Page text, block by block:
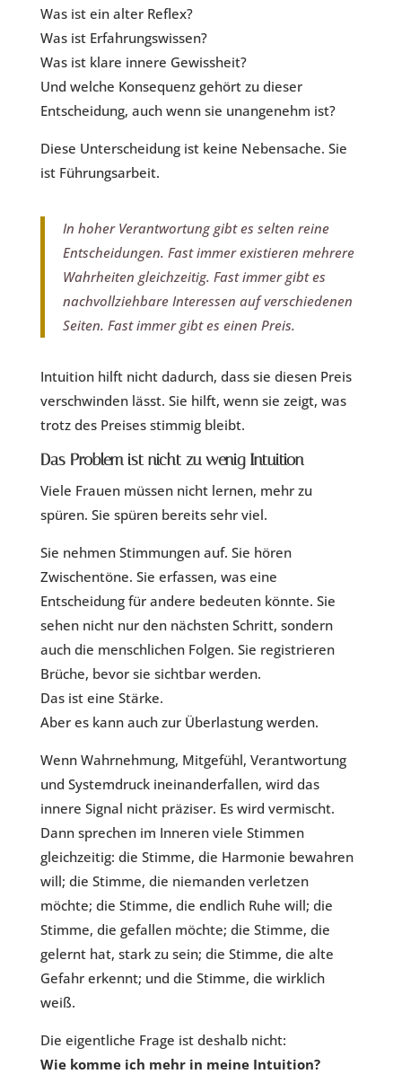
Was ist ein alter Reflex?
Was ist Erfahrungswissen?
Was ist klare innere Gewissheit?
Und welche Konsequenz gehört zu dieser
Entscheidung, auch wenn sie unangenehm ist?
Diese Unterscheidung ist keine Nebensache. Sie
ist Führungsarbeit.
In hoher Verantwortung gibt es selten reine
Entscheidungen. Fast immer existieren mehrere
Wahrheiten gleichzeitig. Fast immer gibt es
nachvollziehbare Interessen auf verschiedenen
Seiten. Fast immer gibt es einen Preis.
Intuition hilft nicht dadurch, dass sie diesen Preis
verschwinden lässt. Sie hilft, wenn sie zeigt, was
trotz des Preises stimmig bleibt.
Das Problem ist nicht zu wenig Intuition
Viele Frauen müssen nicht lernen, mehr zu
spüren. Sie spüren bereits sehr viel.
Sie nehmen Stimmungen auf. Sie hören
Zwischentöne. Sie erfassen, was eine
Entscheidung für andere bedeuten könnte. Sie
sehen nicht nur den nächsten Schritt, sondern
auch die menschlichen Folgen. Sie registrieren
Brüche, bevor sie sichtbar werden.
Das ist eine Stärke.
Aber es kann auch zur Überlastung werden.
Wenn Wahrnehmung, Mitgefühl, Verantwortung
und Systemdruck ineinanderfallen, wird das
innere Signal nicht präziser. Es wird vermischt.
Dann sprechen im Inneren viele Stimmen
gleichzeitig: die Stimme, die Harmonie bewahren
will; die Stimme, die niemanden verletzen
möchte; die Stimme, die endlich Ruhe will; die
Stimme, die gefallen möchte; die Stimme, die
gelernt hat, stark zu sein; die Stimme, die alte
Gefahr erkennt; und die Stimme, die wirklich
weiß.
Die eigentliche Frage ist deshalb nicht:
Wie komme ich mehr in meine Intuition?